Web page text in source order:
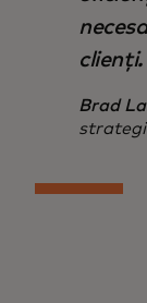
clienți.
Brad